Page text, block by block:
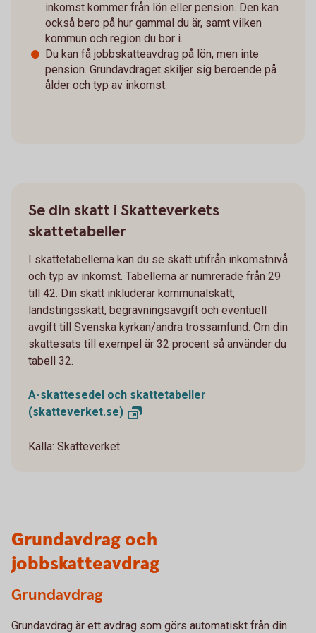
inkomst kommer från lön eller pension. Den kan
också bero på hur gammal du är, samt vilken
kommun och region du bor i.
Du kan få jobbskatteavdrag på lön, men inte
pension. Grundavdraget skiljer sig beroende på
ålder och typ av inkomst.
Se din skatt i Skatteverkets
skattetabeller
I skattetabellerna kan du se skatt utifrån inkomstnivå
och typ av inkomst. Tabellerna är numrerade från 29
till 42. Din skatt inkluderar kommunalskatt,
landstingsskatt, begravningsavgift och eventuell
avgift till Svenska kyrkan/andra trossamfund. Om din
skattesats till exempel är 32 procent så använder du
tabell 32.
A-skattesedel och skattetabeller
(skatteverket.se)
Källa: Skatteverket.
Grundavdrag och
jobbskatteavdrag
Grundavdrag
Grundavdrag är ett avdrag som görs automatiskt från din